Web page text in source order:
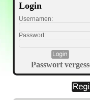
Login
Usernamen:
Passwort:
Passwort